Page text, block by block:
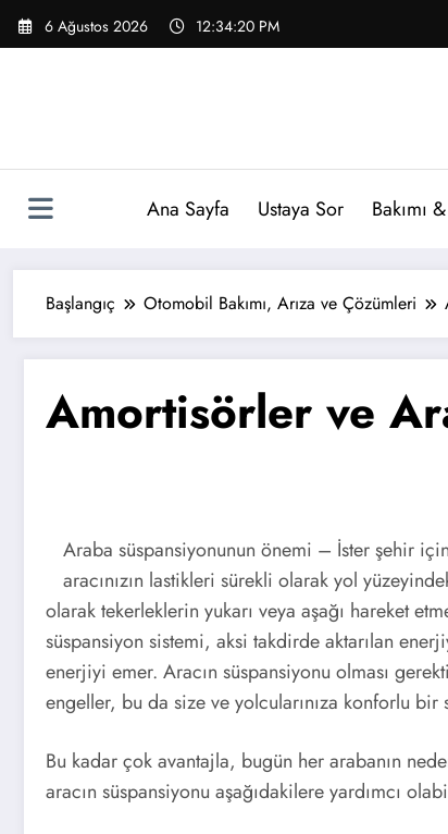
İçeriğe
atla
6 Ağustos 2026 12:34:21 PM
Ana Sayfa Ustaya Sor Bakımı
Başlangıç Otomobil Bakımı, Arıza ve Çözümleri
Amortisörler ve
Araba süspansiyonunun önemi – İster şehir
aracınızın lastikleri sürekli olarak yol
olarak tekerleklerin yukarı veya aşağı hareket
süspansiyon sistemi, aksi takdirde aktarılan
enerjiyi emer. Aracın süspansiyonu olması
engeller, bu da size ve yolcularınıza konforlu bir
Bu kadar çok avantajla, bugün her arabanın
aracın süspansiyonu aşağıdakilere yardımcı